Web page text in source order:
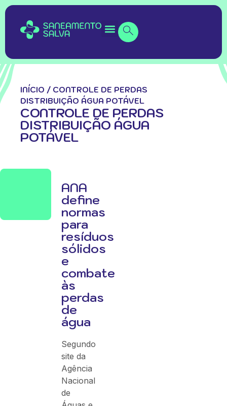
INÍCIO / CONTROLE DE PERDAS
DISTRIBUIÇÃO ÁGUA POTÁVEL
CONTROLE DE PERDAS
DISTRIBUIÇÃO ÁGUA
POTÁVEL
ANA
define
normas
para
resíduos
sólidos
e
combate
às
perdas
de
água
Segundo
site da
Agência
Nacional
de